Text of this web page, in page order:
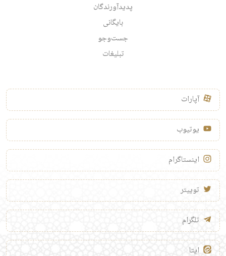
پدیدآورندگان
بایگانی
جست‌وجو
تبلیغات
آپارات
یوتیوب
اینستاگرام
توییتر
تلگرام
ایتا